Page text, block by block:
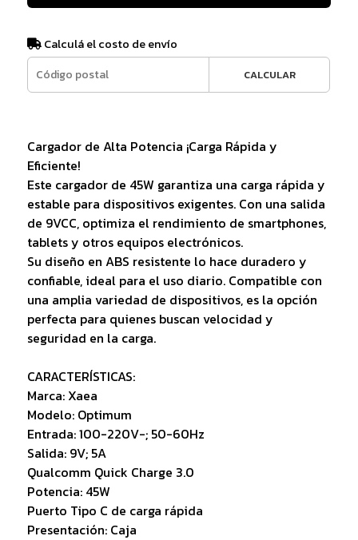
Calculá el costo de envío
CALCULAR
Cargador de Alta Potencia ¡Carga Rápida y
Eficiente!
Este cargador de 45W garantiza una carga rápida y
estable para dispositivos exigentes. Con una salida
de 9VCC, optimiza el rendimiento de smartphones,
tablets y otros equipos electrónicos.
Su diseño en ABS resistente lo hace duradero y
confiable, ideal para el uso diario. Compatible con
una amplia variedad de dispositivos, es la opción
perfecta para quienes buscan velocidad y
seguridad en la carga.
CARACTERÍSTICAS:
Marca: Xaea
Modelo: Optimum
Entrada: 100-220V-; 50-60Hz
Salida: 9V; 5A
Qualcomm Quick Charge 3.0
Potencia: 45W
Puerto Tipo C de carga rápida
Presentación: Caja